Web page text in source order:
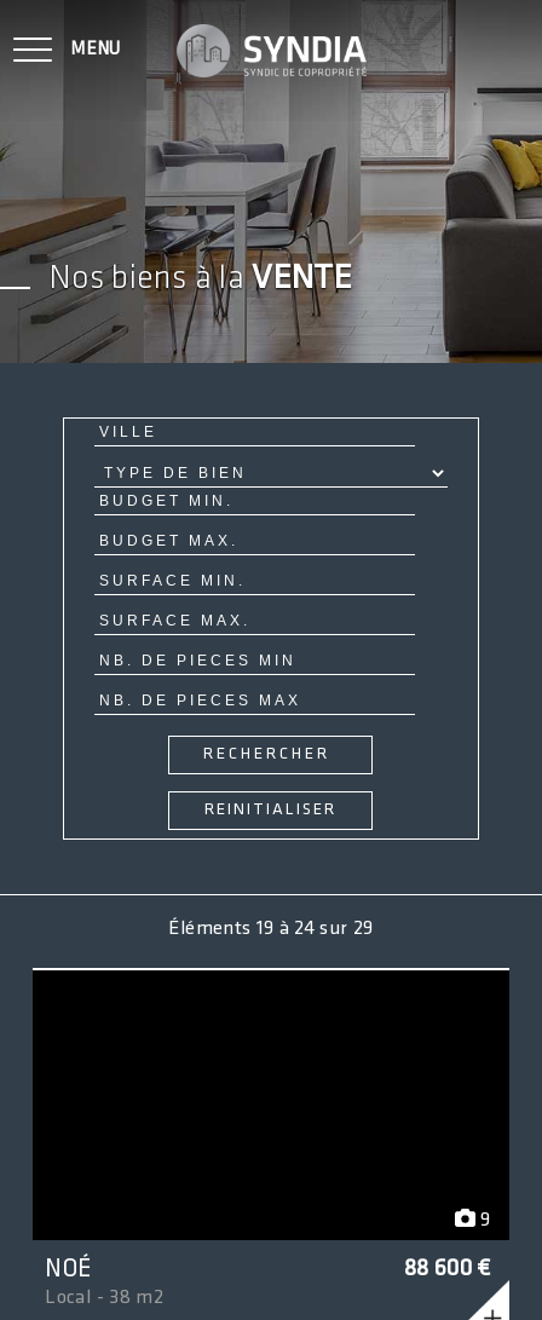
MENU
NOTRE MÉTIER
VENDU SUR VOS COPROPRIÉTÉS
CONTACT
ACCÈS CLIENT
Nos biens à laVENTE
Éléments 19 à 24 sur 29
NOÉ 88 600 €
Local - 38 m2
9